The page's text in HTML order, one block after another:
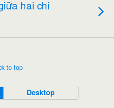
hai chi
to top
Desktop